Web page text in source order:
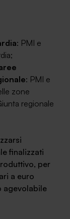
: PMI e
: PMI e
zone
regionale
finalizzati
per
a euro
agevolabile